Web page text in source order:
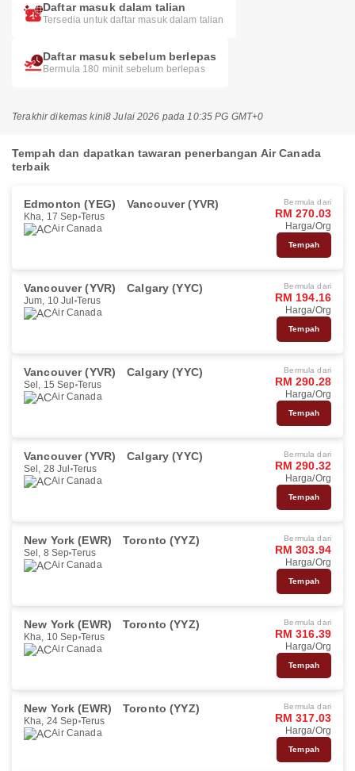
Daftar masuk dalam talian
Tersedia untuk daftar masuk dalam talian
Daftar masuk sebelum berlepas
Bermula 180 minit sebelum berlepas
Terakhir dikemas kini8 Julai 2026 pada 10:35 PG GMT+0
Tempah dan dapatkan tawaran penerbangan Air Canada
terbaik
Edmonton (YEG) Vancouver (YVR)
Kha, 17 Sep Terus
Air Canada
Bermula dari
RM 270.03
Harga/Org
Tempah
Vancouver (YVR) Calgary (YYC)
Jum, 10 Jul Terus
Air Canada
Bermula dari
RM 194.16
Harga/Org
Tempah
Vancouver (YVR) Calgary (YYC)
Sel, 15 Sep Terus
Air Canada
Bermula dari
RM 290.28
Harga/Org
Tempah
Vancouver (YVR) Calgary (YYC)
Sel, 28 Jul Terus
Air Canada
Bermula dari
RM 290.32
Harga/Org
Tempah
New York (EWR) Toronto (YYZ)
Sel, 8 Sep Terus
Air Canada
Bermula dari
RM 303.94
Harga/Org
Tempah
New York (EWR) Toronto (YYZ)
Kha, 10 Sep Terus
Air Canada
Bermula dari
RM 316.39
Harga/Org
Tempah
New York (EWR) Toronto (YYZ)
Kha, 24 Sep Terus
Air Canada
Bermula dari
RM 317.03
Harga/Org
Tempah